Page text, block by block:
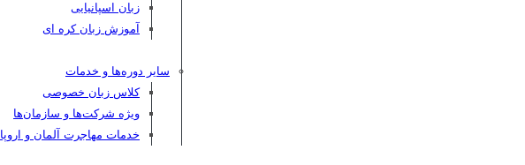
زبان اسپانیایی
آموزش زبان کره ای
سایر دوره‌ها و خدمات
کلاس زبان خصوصی
ویژه شرکت‌ها و سازمان‌ها
خدمات مهاجرت آلمان و اروپا